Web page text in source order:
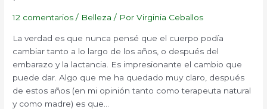
12 comentarios / Belleza / PorVirginia Ceballos
La verdad es que nunca pensé que el cuerpo podía
cambiar tanto a lo largo de los años, o después del
embarazo y la lactancia. Es impresionante el cambio que
puede dar. Algo que me ha quedado muy claro, después
de estos años (en mi opinión tanto como terapeuta natural
y como madre) es que…